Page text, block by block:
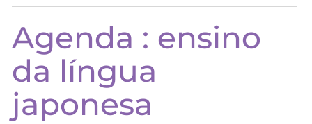
Agenda : ensino
da língua
japonesa